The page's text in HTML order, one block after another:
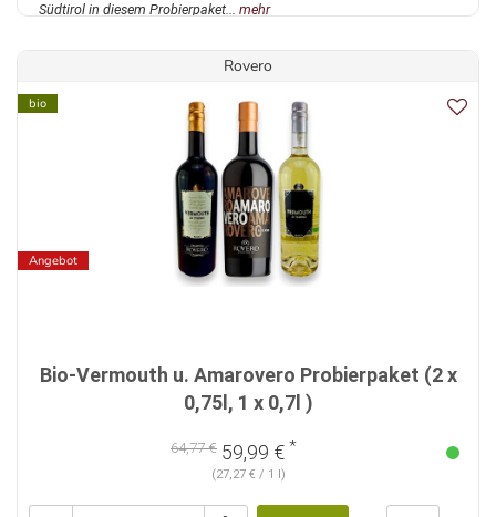
Südtirol in diesem Probierpaket... mehr
Rovero
bio
Angebot
Bio-Vermouth u. Amarovero Probierpaket (2 x
0,75l, 1 x 0,7l )
64,77 € 59,99 € *
(27,27 € / 1 l)